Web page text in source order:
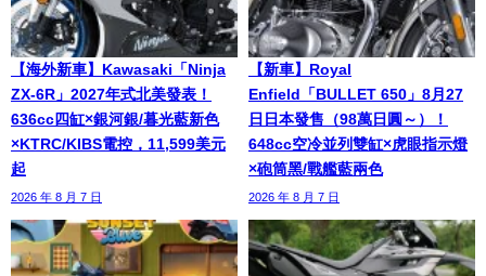
【海外新車】Kawasaki「Ninja
ZX-6R」2027年式北美發表！
636cc四缸×銀河銀/暮光藍新色
×KTRC/KIBS電控，11,599美元
起
2026 年 8 月 7 日
【新車】Royal
Enfield「BULLET 650」8月27
日日本發售（98萬日圓～）！
648cc空冷並列雙缸×虎眼指示燈
×砲筒黑/戰艦藍兩色
2026 年 8 月 7 日